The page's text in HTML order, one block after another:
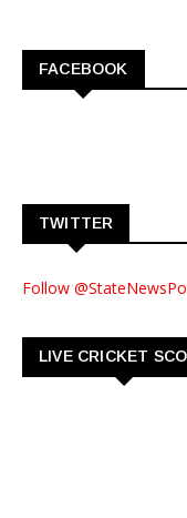
FACEBOOK
TWITTER
Follow
LIVE CRICKET